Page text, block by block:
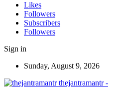
Likes
Followers
Subscribers
Followers
Sign in
Sunday, August 9, 2026
thejantramantr -